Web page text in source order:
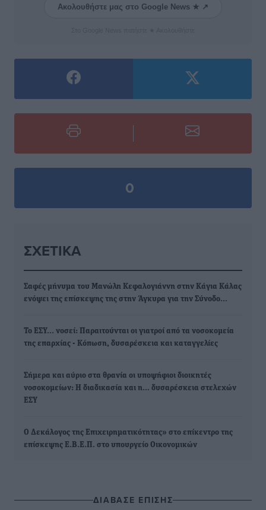
Ακολουθήστε μας στο Google News ★ ↗
0
ΣΧΕΤΙΚΆ
Σαφές μήνυμα του Μανώλη Κεφαλογιάννη στην Κάγια Κάλας
ενόψει της επίσκεψης της στην Άγκυρα για την Σύνοδο…
Το ΕΣΥ... νοσεί: Παραιτούνται οι γιατροί από τα νοσοκομεία
της επαρχίας - Κόπωση, δυσαρέσκεια και καταγγελίες
Σήμερα και αύριο στα θρανία οι υποψήφιοι διοικητές
νοσοκομείων: H διαδικασία και η... δυσαρέσκεια στελεχών
ΕΣΥ
Ο Δεκάλογος της Επιχειρηματικότητας» στο επίκεντρο της
επίσκεψης Ε.Β.Ε.Π. στο υπουργείο Οικονομικών
ΔΙΑΒΑΣΕ ΕΠΙΣΗΣ